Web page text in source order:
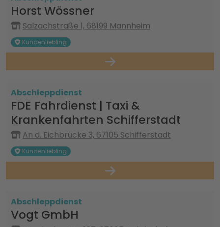
Horst Wössner
Salzachstraße 1, 68199 Mannheim
Kundenliebling
Abschleppdienst
FDE Fahrdienst | Taxi &
Krankenfahrten Schifferstadt
An d. Eichbrücke 3, 67105 Schifferstadt
Kundenliebling
Abschleppdienst
Vogt GmbH